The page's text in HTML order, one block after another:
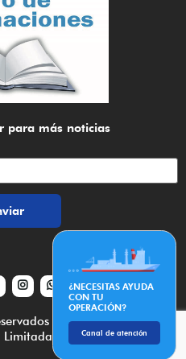
¿NECESITAS AYUDA
CON TU
OPERACIÓN?
Canal de atención
para más noticias
Web porAeropuerto
Limitada